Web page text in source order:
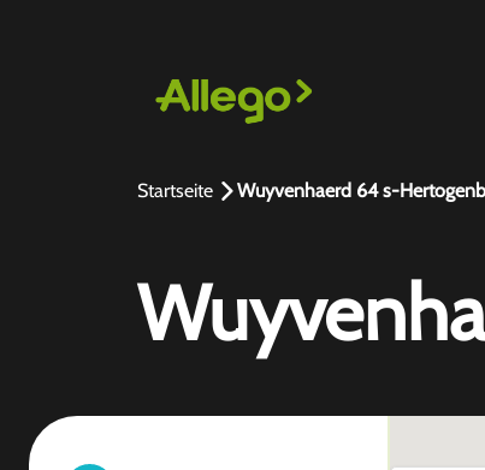
Startseite Wuyvenhaerd 64 s-